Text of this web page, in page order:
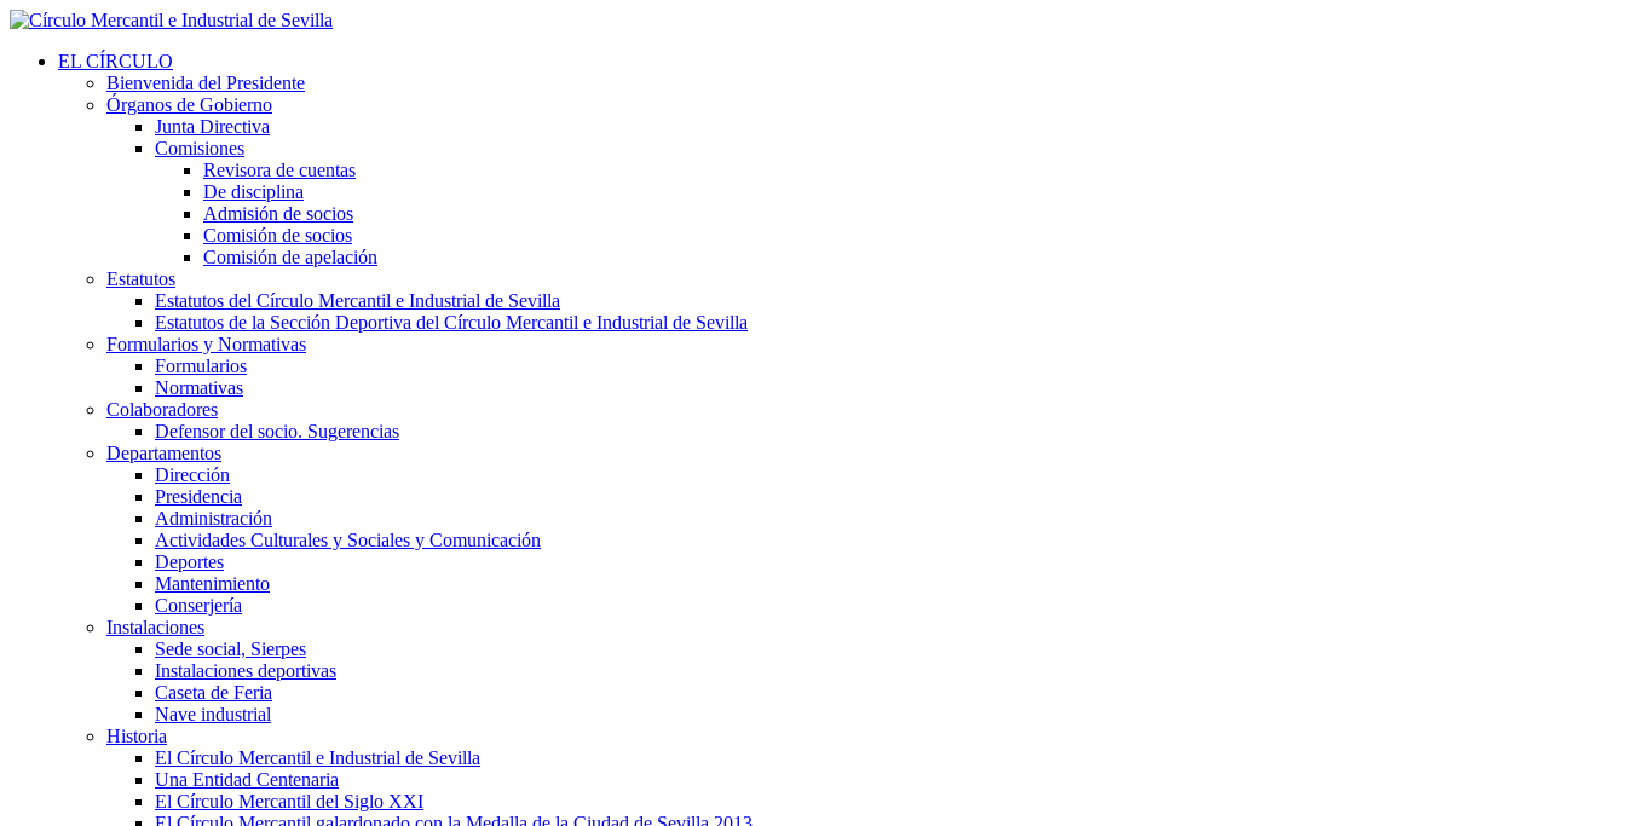
EL CÍRCULO
Bienvenida del Presidente
Órganos de Gobierno
Junta Directiva
Comisiones
Revisora de cuentas
De disciplina
Admisión de socios
Comisión de socios
Comisión de apelación
Estatutos
Estatutos del Círculo Mercantil e Industrial de Sevilla
Estatutos de la Sección Deportiva del Círculo Mercantil e Industrial de Sevilla
Formularios y Normativas
Formularios
Normativas
Colaboradores
Defensor del socio. Sugerencias
Departamentos
Dirección
Presidencia
Administración
Actividades Culturales y Sociales y Comunicación
Deportes
Mantenimiento
Conserjería
Instalaciones
Sede social, Sierpes
Instalaciones deportivas
Caseta de Feria
Nave industrial
Historia
El Círculo Mercantil e Industrial de Sevilla
Una Entidad Centenaria
El Círculo Mercantil del Siglo XXI